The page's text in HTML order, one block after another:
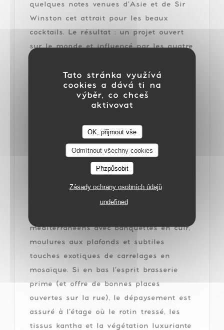
Tato stránka využívá
cookies a dává ti na
výběr, co chceš
aktivovat
OK, přijmout vše
Odmítnout všechny cookies
Přizpůsobit
Zásady ochrany osobních údajů
undefined
quelques notes venues d’Asie et de Sir
Winston cet attrait pour les beaux
cocktails. Le résultat : un projet ouvert
sur le monde et influencé par les quatre
D’emblée, on adore cette coquette
devanture aux airs de maisonnette en
dévoile une décoration enluminée et
pimpante signée Talissa Bachelot et
Alice Calemard du studio Adjamée, à qui
l’on doit déjà les joyeuses atmosphères
de Laia Monceau ou Polpo. Les codes des
brasseries françaises se mêlent aux
méditerranéens avec banquettes en cuir,
moulures aux plafonds et subtiles
touches exotiques de carrelages en
mosaïque. Si en bas l’esprit brasserie
prime (et offre de bonnes places
ouvertes sur la rue), le dépaysement est
assuré à l’étage où le rotin tressé, les
tissus kantha et la végétation luxuriante